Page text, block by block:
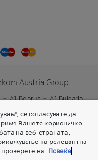
Austria Group
A1 Belarus
A1 Bulgaria
се согласувате да
Вашето корисничко
на веб-страната,
на релевантна
на
Повеќе